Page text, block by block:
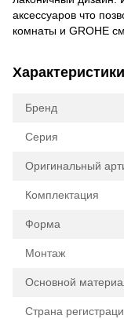
аксессуаров что
комнаты и GROHE
Характеристики
Бренд
Серия
Оригинальный
Комплектация
Форма
Монтаж
Основной
Страна